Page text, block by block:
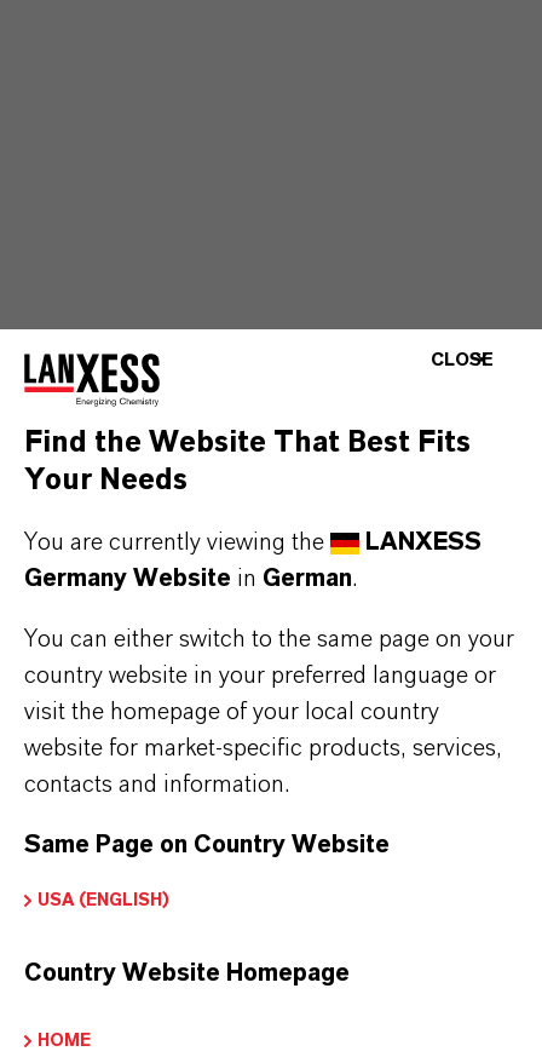
CLOSE
Find the Website That Best Fits
Your Needs
You are currently viewing the
LANXESS
Germany Website in German.
You can either switch to the same page on your
country website in your preferred language or
visit the homepage of your local country
website for market-specific products, services,
contacts and information.
Same Page on Country Website
USA (ENGLISH)
Country Website Homepage
HOME